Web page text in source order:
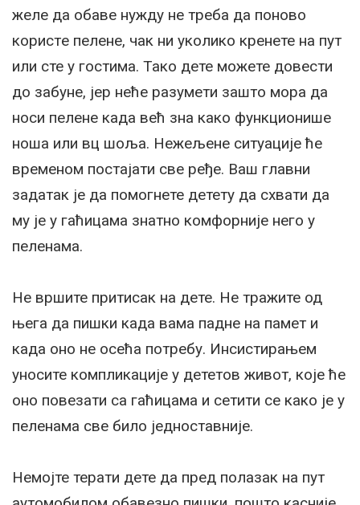
желе да обаве нужду не треба да поново
користe пелене, чак ни уколико кренете на пут
или сте у гостима. Тако дете можете довести
до забуне, јер неће разумети зашто мора да
носи пелене када већ зна како функционише
ноша или вц шоља. Нежељене ситуације ће
временом постајати све ређе. Ваш главни
задатак је да помогнете детету да схвати да
му је у гаћицама знатно комфорније него у
пеленама.
Не вршите притисак на дете. Не тражите од
њега да пишки када вама падне на памет и
када оно не осећа потребу. Инсистирањем
уносите компликације у дететов живот, које ће
оно повезати са гаћицама и сетити се како је у
пеленама све било једноставније.
Немојте терати дете да пред полазак на пут